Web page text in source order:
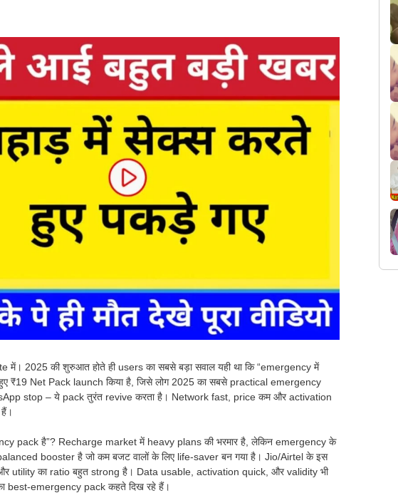
में। 2025 की शुरुआत होते ही users का सबसे बड़ा सवाल यही था कि “emergency में
₹19 Net Pack launch किया है, जिसे लोग 2025 का सबसे practical emergency
stop – ये pack तुरंत revive करता है। Network fast, price कम और activation
pack है”? Recharge market में heavy plans की भरमार है, लेकिन emergency के
booster है जो कम बजट वालों के लिए life-saver बन गया है। Jio/Airtel के इस
utility का ratio बहुत strong है। Data usable, activation quick, और validity भी
best-emergency pack कहते दिख रहे हैं।